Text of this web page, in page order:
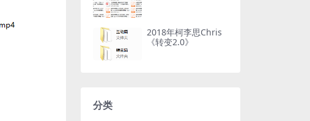
2018年柯李思Chris
《转变2.0》
分类